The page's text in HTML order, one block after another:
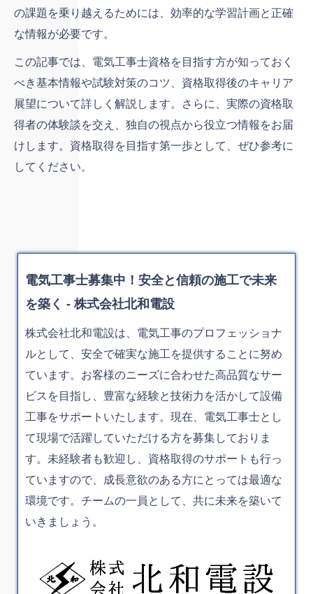
の課題を乗り越えるためには、効率的な学習計画と正確
な情報が必要です。
この記事では、電気工事士資格を目指す方が知っておく
べき基本情報や試験対策のコツ、資格取得後のキャリア
展望について詳しく解説します。さらに、実際の資格取
得者の体験談を交え、独自の視点から役立つ情報をお届
けします。資格取得を目指す第一歩として、ぜひ参考に
してください。
電気工事士募集中！安全と信頼の施工で未来
を築く - 株式会社北和電設
株式会社北和電設は、電気工事のプロフェッショナ
ルとして、安全で確実な施工を提供することに努め
ています。お客様のニーズに合わせた高品質なサー
ビスを目指し、豊富な経験と技術力を活かして設備
工事をサポートいたします。現在、電気工事士とし
て現場で活躍していただける方を募集しておりま
す。未経験者も歓迎し、資格取得のサポートも行っ
ていますので、成長意欲のある方にとっては最適な
環境です。チームの一員として、共に未来を築いて
いきましょう。